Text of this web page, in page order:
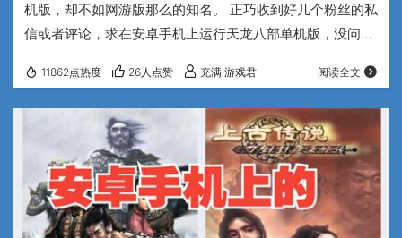
机版，却不如网游版那么的知名。 正巧收到好几个粉丝的私
信或者评论，求在安卓手机上运行天龙八部单机版，没问
有重制版的情况下，那肯定要借助exagear模拟器了，一个
能让安卓手机运行PC端程序的神奇APP，所以收到兄弟们想
玩天龙八部的消息，我就马上开始折腾起来。天龙八部单机
版可是一个发售了21年的老游戏了，再加上知名度并不是很
高，所以资源也就不是那么好找，不过…
11862点热度 26人点赞 充满 游戏君 阅读全文